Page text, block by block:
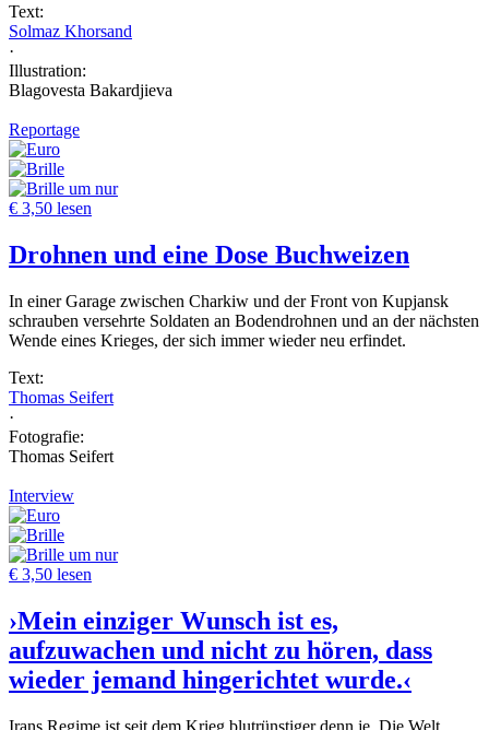
Text:
Solmaz Khorsand
·
Illustration:
Blagovesta Bakardjieva
Reportage
um nur
€ 3,50 lesen
Drohnen und eine Dose Buchweizen
In einer Garage zwischen Charkiw und der Front von Kupjansk
schrauben versehrte Soldaten an Bodendrohnen und an der nächsten
Wende eines Krieges, der sich immer wieder neu erfindet.
Text:
Thomas Seifert
·
Fotografie:
Thomas Seifert
Interview
um nur
€ 3,50 lesen
›Mein einziger Wunsch ist es,
aufzuwachen und nicht zu hören, dass
wieder jemand hingerichtet wurde.‹
Irans Regime ist seit dem Krieg blutrünstiger denn je. Die Welt